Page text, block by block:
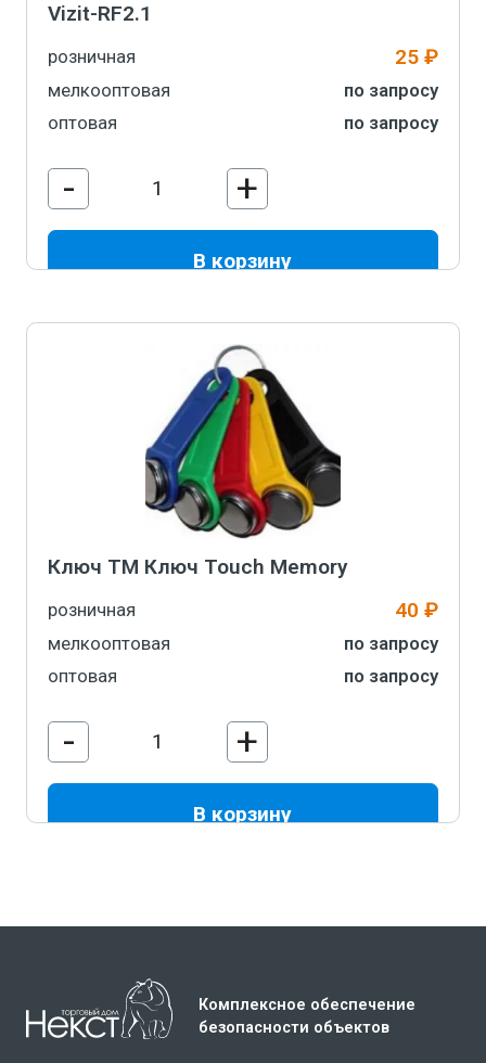
Vizit-RF2.1
розничная 25 ₽
мелкооптовая
по запросу
оптовая
по запросу
- +
В корзину
Ключ ТМ Ключ Touch Memory
розничная 40 ₽
мелкооптовая
по запросу
оптовая
по запросу
- +
В корзину
Комплексное обеспечение
безопасности объектов